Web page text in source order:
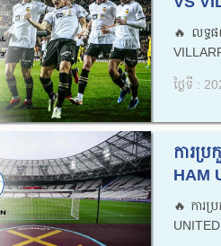
🔥លទ្ធ
ថ្ងៃទី :
ការប្
HAM
🔥ការ